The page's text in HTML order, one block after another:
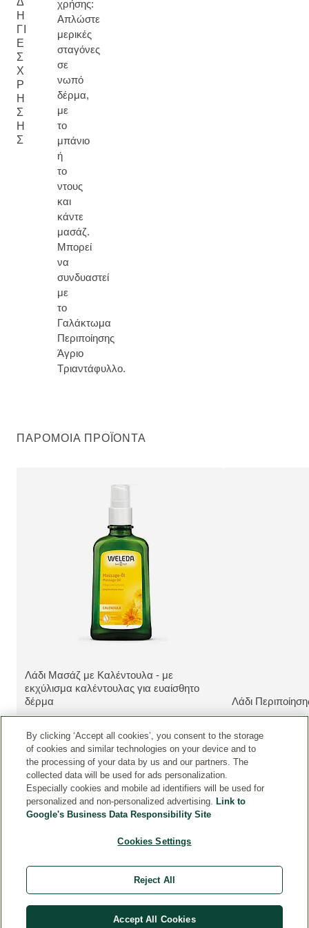
Η
ΓΊ
Ε
Σ
Χ
Ρ
Ή
Σ
Η
Σ
χρήσης:
Απλώστε
μερικές
σταγόνες
σε
νωπό
δέρμα,
με
το
μπάνιο
ή
το
ντους
και
κάντε
μασάζ.
Μπορεί
να
συνδυαστεί
με
το
Γαλάκτωμα
Περιποίησης
Άγριο
Τριαντάφυλλο.
ΠΑΡΌΜΟΙΑ ΠΡΟΪΌΝΤΑ
ΔΕΊΤΕ ΤΟ ΠΡΟΪΌΝ:
Λάδι Μασάζ με Καλέντουλα - με
εκχύλισμα καλέντουλας για ευαίσθητο
δέρμα
ΔΕΊΤΕ ΤΟ
Λάδι
ΝΟΜΙΚΉ ΣΗΜΕΊΩΣΗ
By clicking ‘Accept all cookies’, you consent to the storage
of cookies and similar technologies on your device and to
the processing of your data by us and our partners. The
collected data will be used for ads personalization.
Especially cookies and mobile ad identifiers will be used for
personalized and non-personalized advertising. Link to
Google's Business Data Responsibility Site
Cookies Settings
Reject All
Accept All Cookies